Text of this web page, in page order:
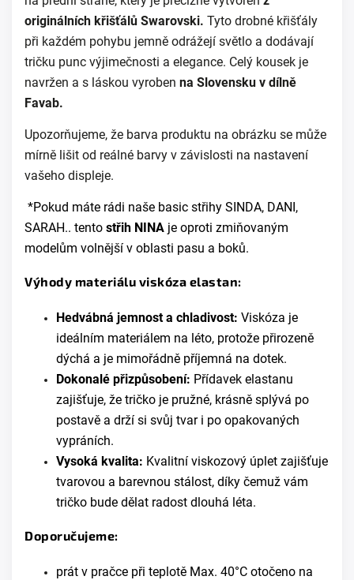
originálních křišťálů Swarovski. Tyto drobné křišťály
při každém pohybu jemně odrážejí světlo a dodávají
tričku punc výjimečnosti a elegance. Celý kousek je
navržen a s láskou vyroben na Slovensku v dílně
Favab.
Upozorňujeme, že barva produktu na obrázku se může
mírně lišit od reálné barvy v závislosti na nastavení
vašeho displeje.
*Pokud máte rádi naše basic střihy SINDA, DANI,
SARAH.. tento střih NINA je oproti zmiňovaným
modelům volnější v oblasti pasu a boků.
Výhody materiálu viskóza elastan:
Hedvábná jemnost a chladivost: Viskóza je
ideálním materiálem na léto, protože přirozeně
dýchá a je mimořádně příjemná na dotek.
Dokonalé přizpůsobení: Přídavek elastanu
zajišťuje, že tričko je pružné, krásně splývá po
postavě a drží si svůj tvar i po opakovaných
vypráních.
Vysoká kvalita: Kvalitní viskozový úplet zajišťuje
tvarovou a barevnou stálost, díky čemuž vám
tričko bude dělat radost dlouhá léta.
Doporučujeme:
prát v pračce při teplotě Max. 40°C otočeno na